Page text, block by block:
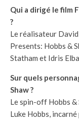
Qui a dirigé le film
?
Le réalisateur
Presents: Hobbs &
Statham et Idris
Sur quels
Shaw ?
Le spin-off Hobbs &
Luke Hobbs,